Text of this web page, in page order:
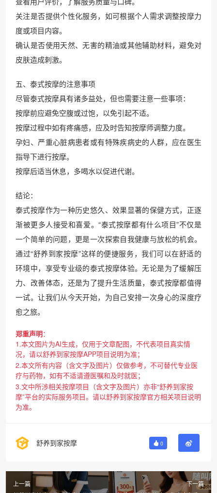
关注是否提供个性化服务，如可根据个人需求调整按摩力
度或项目内容。
确认是否使用天然、无害的精油或其他辅助材料，避免对
皮肤造成刺激。
五、泰式按摩的注意事项
尽管泰式按摩具有诸多益处，但也需要注意一些事项：
按摩前应避免空腹或过饱，以免引起不适。
按摩过程中如有疼痛感，应及时告知按摩师调整力度。
孕妇、严重心脏病患者或有特殊疾病史的人群，应在医生
指导下进行按摩。
按摩后适当休息，多喝水以促进代谢。
结论：
泰式按摩作为一种历史悠久、效果显著的保健方式，正逐
渐被更多人接受和喜爱。“泰式按摩都有什么项目”不仅是
一个简单的问题，更是一次探索自我健康与放松的机会。
通过“舒养到家按摩”这样的便捷服务，我们可以在舒适的
环境中，享受专业级的泰式按摩体验。无论是为了缓解压
力、改善体态，还是为了提升生活质量，泰式按摩都值得
一试。让我们从今天开始，为自己安排一次身心的深度疗
愈之旅。
郑重声明：
1.本文图片为AI生成，仅用于文章配图，不代表项目真实情
况，请以舒养到家按摩APP项目说明为准；
2.本文所有内容（含文字及图片）仅做参考，不可替代专业医
疗与药物，如有不适请遵医嘱和及时就医；
3.文中所涉相关按摩项目（含文字及图片）亦非“舒养到家按
摩”平台的实际服务项目。请以舒养到家按摩官方相关项目说明
为准。
舒养到家按摩 0
上一篇
下一篇